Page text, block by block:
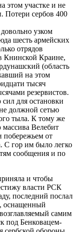
этом участке и не
сербов 400
узком
шесть армейских
отрядов
Книнской Краине,
(область
на этом
тысяч
резервистов.
сил для остановки
должной сетью
тыла. К тому же
массива Велебит
побережьем от
С гор им было легко
сообщения и по
и чтобы
власти РСК
последний послал
оснащенный
самим
под Бенковацем-